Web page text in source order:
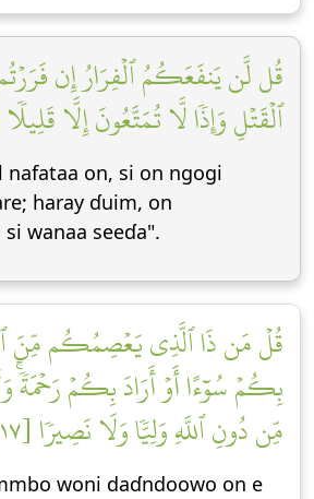
قُل لَّن يَنفَعَكُمُ ٱلۡفِرَارُ إِن
ٱلۡقَتۡلِ وَإِذٗا لَّا تُمَتَّعُونَ إِلَّا قَلِيلٗا
nafataa on, si on ngogi
haray ɗuim, on
wanaa seeɗa".
قُلۡ مَن ذَا ٱلَّذِي يَعۡصِمُكُم مِّنَ
بِكُمۡ سُوٓءًا أَوۡ أَرَادَ بِكُمۡ رَحۡمَةٗۚ
مِّن دُونِ ٱللَّهِ وَلِيّٗا وَلَا نَصِيرٗا [١٧]
woni daɗndoowo on e